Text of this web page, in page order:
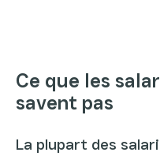
Ce que les
savent pas
La plupart des